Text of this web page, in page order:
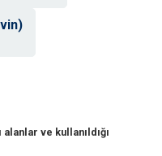
alanlar ve kullanıldığı